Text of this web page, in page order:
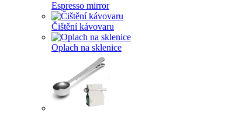
Espresso mirror
Čištění kávovaru
Oplach na sklenice